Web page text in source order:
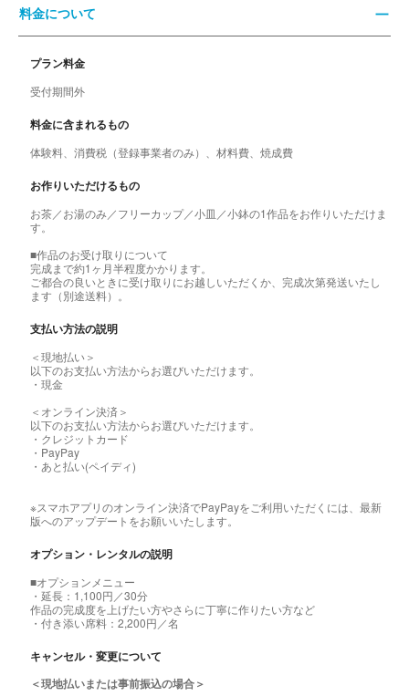
料金について
プラン料金
受付期間外
料金に含まれるもの
体験料、消費税（登録事業者のみ）、材料費、焼成費
お作りいただけるもの
お茶／お湯のみ／フリーカップ／小皿／小鉢の1作品をお作りいただけま
す。
■作品のお受け取りについて
完成まで約1ヶ月半程度かかります。
ご都合の良いときに受け取りにお越しいただくか、完成次第発送いたし
ます（別途送料）。
支払い方法の説明
＜現地払い＞
以下のお支払い方法からお選びいただけます。
・現金
＜オンライン決済＞
以下のお支払い方法からお選びいただけます。
・クレジットカード
・PayPay
・あと払い(ペイディ)
※スマホアプリのオンライン決済でPayPayをご利用いただくには、最新
版へのアップデートをお願いいたします。
オプション・レンタルの説明
■オプションメニュー
・延長：1,100円／30分
作品の完成度を上げたい方やさらに丁寧に作りたい方など
・付き添い席料：2,200円／名
キャンセル・変更について
＜現地払いまたは事前振込の場合＞